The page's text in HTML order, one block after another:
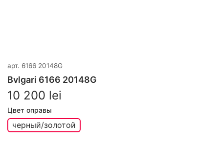
арт. 6166 20148G
Bvlgari 6166 20148G
10 200 lei
Цвет оправы
черный/золотой